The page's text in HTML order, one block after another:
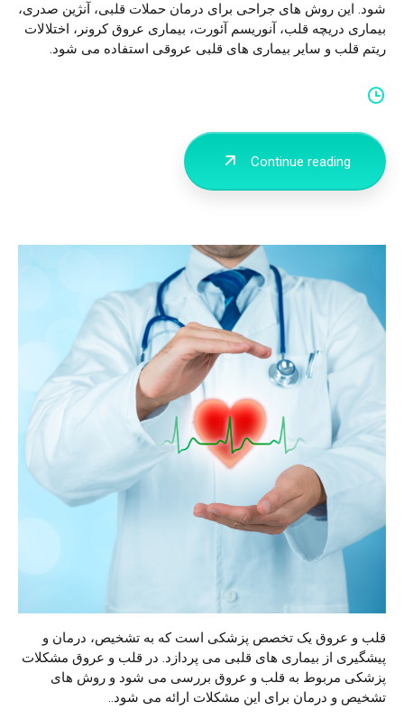
Italiano Italian
Español (Spanish)
شود. این روش های جراحی برای درمان حملات قلبی، آنژین صدری،
بیماری دریچه قلب، آنوریسم آئورت، بیماری عروق کرونر، اختلالات
ریتم قلب و سایر بیماری های قلبی عروقی استفاده می شود.
Continue reading
قلب و عروق یک تخصص پزشکی است که به تشخیص، درمان و
پیشگیری از بیماری های قلبی می پردازد. در قلب و عروق مشکلات
پزشکی مربوط به قلب و عروق بررسی می شود و روش های
تشخیص و درمان برای این مشکلات ارائه می شود..